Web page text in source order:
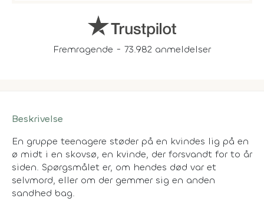
Fremragende - 73.982 anmeldelser
Beskrivelse
En gruppe teenagere støder på en kvindes lig på en
ø midt i en skovsø, en kvinde, der forsvandt for to år
siden. Spørgsmålet er, om hendes død var et
selvmord, eller om der gemmer sig en anden
sandhed bag.